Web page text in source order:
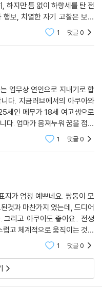
하지만 틈 없이 하향세를 탄 전
보, 치열한 자기 고찰은 보는
1 댓글0
업무상 연인으로 지내기로 합
다. 지금러브에서의 아쿠아와
세인 메무가 18세 여고생으로
다. 엄마가 몸져누워 꿈을 접을
것이 그때 못 이룬 꿈을 이루고
1 댓글0
마찬가지 였는데, 드디어
1 댓글0